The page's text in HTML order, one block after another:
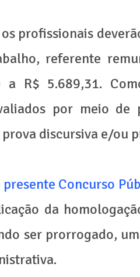
profissionais
referente
R$ 5.689,31.
por meio
discursiva e/ou
Concurso
da
ser prorrogado,